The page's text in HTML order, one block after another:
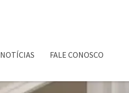
NOTÍCIAS FALE CONOSCO